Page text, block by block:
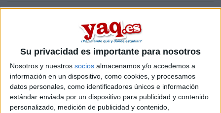
Su privacidad es importante para nosotros
Nosotros y nuestros socios almacenamos y/o accedemos a
información en un dispositivo, como cookies, y procesamos
datos personales, como identificadores únicos e información
estándar enviada por un dispositivo para publicidad y contenido
personalizado, medición de publicidad y contenido,
Mapa
Valenciaexiste1 opciónpara hacer unmáster en el area de
ingeniería en diseño industrial y desarrollo de producto
Si quieresampliar tu búsqueda a toda España , hay otros 12
másters en ingeniería en diseño industrial y desarrollo de
producto entre los que puedes elegir. Estos estudios están
asociados a la rama de Artes y humanidades, Ingeniería y
arquitectura.